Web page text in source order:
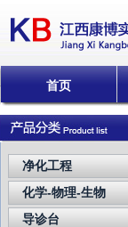
首页
净化工程
化学-物理-生物
导诊台